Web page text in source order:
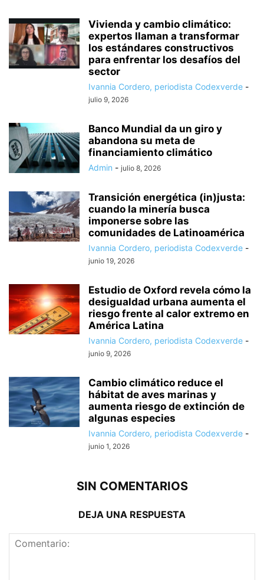
Vivienda y cambio climático:
expertos llaman a transformar
los estándares constructivos
para enfrentar los desafíos del
sector
Ivannia Cordero, periodista Codexverde -
julio 9, 2026
Banco Mundial da un giro y
abandona su meta de
financiamiento climático
Admin - julio 8, 2026
Transición energética (in)justa:
cuando la minería busca
imponerse sobre las
comunidades de Latinoamérica
Ivannia Cordero, periodista Codexverde -
junio 19, 2026
Estudio de Oxford revela cómo la
desigualdad urbana aumenta el
riesgo frente al calor extremo en
América Latina
Ivannia Cordero, periodista Codexverde -
junio 9, 2026
Cambio climático reduce el
hábitat de aves marinas y
aumenta riesgo de extinción de
algunas especies
Ivannia Cordero, periodista Codexverde -
junio 1, 2026
SIN COMENTARIOS
DEJA UNA RESPUESTA